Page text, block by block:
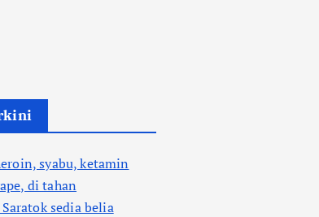
syabu, ketamin
di tahan
sedia belia